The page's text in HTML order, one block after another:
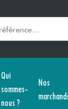
Qui
sommes-
nous ?
Nos